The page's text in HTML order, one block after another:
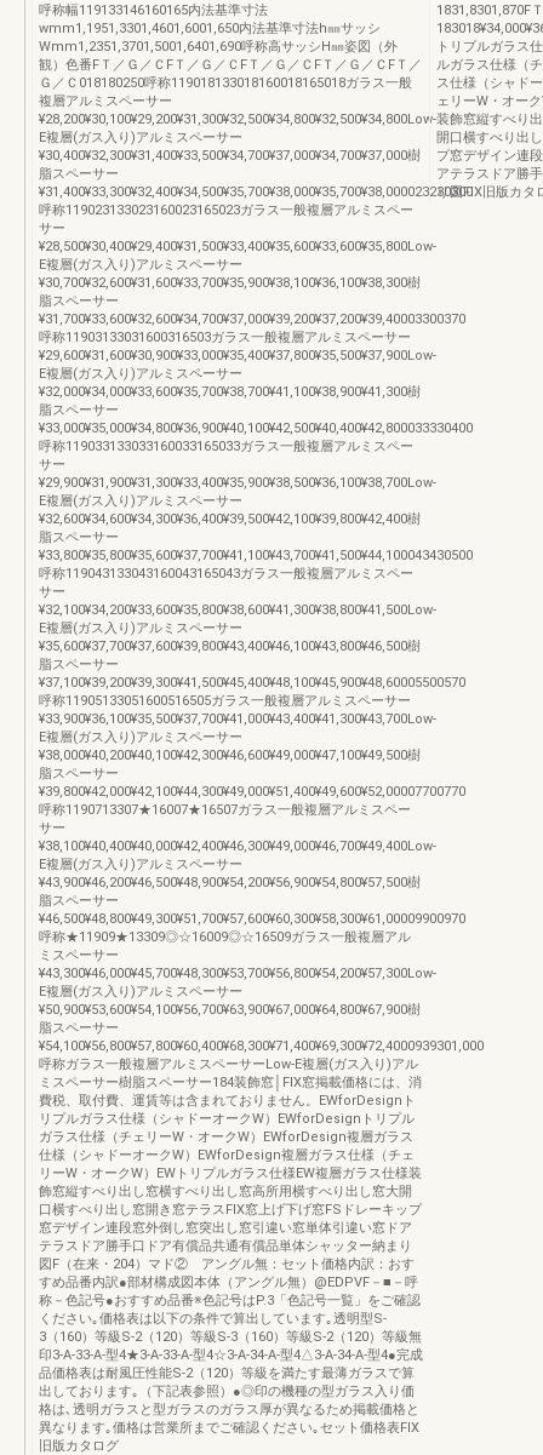
呼称幅119133146160165内法基準寸法
wmm1,1951,3301,4601,6001,650内法基準寸法h㎜サッシ
Wmm1,2351,3701,5001,6401,690呼称高サッシH㎜姿図（外
観）色番FＴ／Ｇ／ＣFＴ／Ｇ／ＣFＴ／Ｇ／ＣFＴ／Ｇ／ＣFＴ／
Ｇ／Ｃ018180250呼称119018133018160018165018ガラス一般
複層アルミスペーサー
¥28,200¥30,100¥29,200¥31,300¥32,500¥34,800¥32,500¥34,800Low-
E複層(ガス入り)アルミスペーサー
¥30,400¥32,300¥31,400¥33,500¥34,700¥37,000¥34,700¥37,000樹
脂スペーサー
¥31,400¥33,300¥32,400¥34,500¥35,700¥38,000¥35,700¥38,000023230300
呼称119023133023160023165023ガラス一般複層アルミスペー
サー
¥28,500¥30,400¥29,400¥31,500¥33,400¥35,600¥33,600¥35,800Low-
E複層(ガス入り)アルミスペーサー
¥30,700¥32,600¥31,600¥33,700¥35,900¥38,100¥36,100¥38,300樹
脂スペーサー
¥31,700¥33,600¥32,600¥34,700¥37,000¥39,200¥37,200¥39,40003300370
呼称11903133031600316503ガラス一般複層アルミスペーサー
¥29,600¥31,600¥30,900¥33,000¥35,400¥37,800¥35,500¥37,900Low-
E複層(ガス入り)アルミスペーサー
¥32,000¥34,000¥33,600¥35,700¥38,700¥41,100¥38,900¥41,300樹
脂スペーサー
¥33,000¥35,000¥34,800¥36,900¥40,100¥42,500¥40,400¥42,800033330400
呼称119033133033160033165033ガラス一般複層アルミスペー
サー
¥29,900¥31,900¥31,300¥33,400¥35,900¥38,500¥36,100¥38,700Low-
E複層(ガス入り)アルミスペーサー
¥32,600¥34,600¥34,300¥36,400¥39,500¥42,100¥39,800¥42,400樹
脂スペーサー
¥33,800¥35,800¥35,600¥37,700¥41,100¥43,700¥41,500¥44,100043430500
呼称119043133043160043165043ガラス一般複層アルミスペー
サー
¥32,100¥34,200¥33,600¥35,800¥38,600¥41,300¥38,800¥41,500Low-
E複層(ガス入り)アルミスペーサー
¥35,600¥37,700¥37,600¥39,800¥43,400¥46,100¥43,800¥46,500樹
脂スペーサー
¥37,100¥39,200¥39,300¥41,500¥45,400¥48,100¥45,900¥48,60005500570
呼称11905133051600516505ガラス一般複層アルミスペーサー
¥33,900¥36,100¥35,500¥37,700¥41,000¥43,400¥41,300¥43,700Low-
E複層(ガス入り)アルミスペーサー
¥38,000¥40,200¥40,100¥42,300¥46,600¥49,000¥47,100¥49,500樹
脂スペーサー
¥39,800¥42,000¥42,100¥44,300¥49,000¥51,400¥49,600¥52,00007700770
呼称1190713307★16007★16507ガラス一般複層アルミスペー
サー
¥38,100¥40,400¥40,000¥42,400¥46,300¥49,000¥46,700¥49,400Low-
E複層(ガス入り)アルミスペーサー
¥43,900¥46,200¥46,500¥48,900¥54,200¥56,900¥54,800¥57,500樹
脂スペーサー
¥46,500¥48,800¥49,300¥51,700¥57,600¥60,300¥58,300¥61,00009900970
呼称★11909★13309◎☆16009◎☆16509ガラス一般複層アル
ミスペーサー
¥43,300¥46,000¥45,700¥48,300¥53,700¥56,800¥54,200¥57,300Low-
E複層(ガス入り)アルミスペーサー
¥50,900¥53,600¥54,100¥56,700¥63,900¥67,000¥64,800¥67,900樹
脂スペーサー
¥54,100¥56,800¥57,800¥60,400¥68,300¥71,400¥69,300¥72,4000939301,000
呼称ガラス一般複層アルミスペーサーLow-E複層(ガス入り)アル
ミスペーサー樹脂スペーサー184装飾窓│FIX窓掲載価格には、消
費税、取付費、運賃等は含まれておりません。EWforDesignト
リプルガラス仕様（シャドーオークW）EWforDesignトリプル
ガラス仕様（チェリーW・オークW）EWforDesign複層ガラス
仕様（シャドーオークW）EWforDesign複層ガラス仕様（チェ
リーW・オークW）EWトリプルガラス仕様EW複層ガラス仕様装
飾窓縦すべり出し窓横すべり出し窓高所用横すべり出し窓大開
口横すべり出し窓開き窓テラスFIX窓上げ下げ窓FSドレーキップ
窓デザイン連段窓外倒し窓突出し窓引違い窓単体引違い窓ドア
テラスドア勝手口ドア有償品共通有償品単体シャッター納まり
図F（在来・204）マド② アングル無：セット価格内訳：おす
すめ品番内訳●部材構成図本体（アングル無）@EDPVF－■－呼
称－色記号●おすすめ品番※色記号はP.3「色記号一覧」をご確認
ください｡価格表は以下の条件で算出しています｡透明型S-
3（160）等級S-2（120）等級S-3（160）等級S-2（120）等級無
印3-A-33-A-型4★3-A-33-A-型4☆3-A-34-A-型4△3-A-34-A-型4●完成
品価格表は耐風圧性能S-2（120）等級を満たす最薄ガラスで算
出しております｡（下記表参照）●◎印の機種の型ガラス入り価
格は､透明ガラスと型ガラスのガラス厚が異なるため掲載価格と
異なります｡価格は営業所までご確認ください｡セット価格表FIX
旧版カタログ
1831,8301,870F
トリプルガラス
ルガラス仕様（
ス仕様（シャド
ェリーW・オー
装飾窓縦すべり
開口横すべり出
プ窓デザイン連
アテラスドア勝
り図FIX旧版カタ